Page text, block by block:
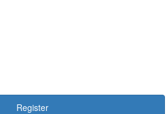
Register